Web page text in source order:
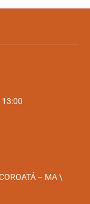
– MA \